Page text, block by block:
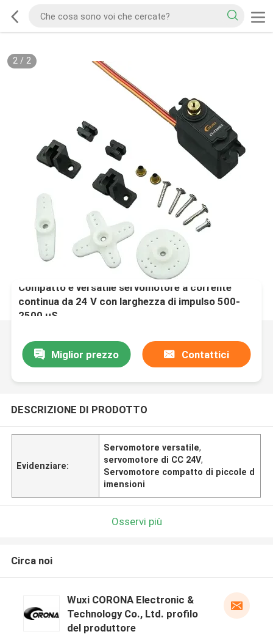
2/ 2
Compatto e versatile servomotore a corrente
continua da 24 V con larghezza di impulso 500-
2500 μS
Miglior prezzo Contattici
DESCRIZIONE DI PRODOTTO
Evidenziare:
Servomotore versatile,
servomotore di CC 24V,
Servomotore compatto di piccole d
imensioni
Osservi più
Circa noi
Wuxi CORONA Electronic &
Technology Co., Ltd. profilo
del produttore